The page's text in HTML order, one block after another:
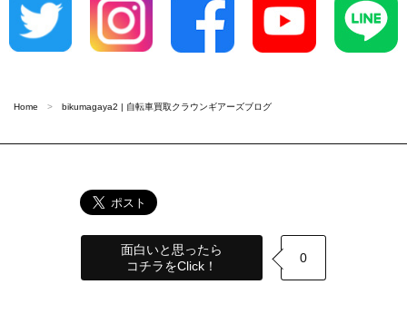
Home bikumagaya2 | 自転車買取クラウンギアーズブログ
面白いと思ったら
コチラをClick！
0